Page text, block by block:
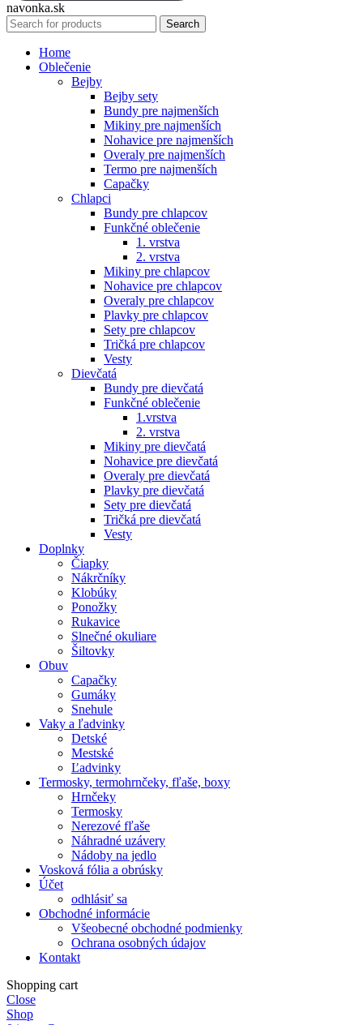
navonka.sk
Search
Home
Oblečenie
Bejby
Bejby sety
Bundy pre najmenších
Mikiny pre najmenších
Nohavice pre najmenších
Overaly pre najmenších
Termo pre najmenších
Capačky
Chlapci
Bundy pre chlapcov
Funkčné oblečenie
1. vrstva
2. vrstva
Mikiny pre chlapcov
Nohavice pre chlapcov
Overaly pre chlapcov
Plavky pre chlapcov
Sety pre chlapcov
Tričká pre chlapcov
Vesty
Dievčatá
Bundy pre dievčatá
Funkčné oblečenie
1.vrstva
2. vrstva
Mikiny pre dievčatá
Nohavice pre dievčatá
Overaly pre dievčatá
Plavky pre dievčatá
Sety pre dievčatá
Tričká pre dievčatá
Vesty
Doplnky
Čiapky
Nákrčníky
Klobúky
Ponožky
Rukavice
Slnečné okuliare
Šiltovky
Obuv
Capačky
Gumáky
Snehule
Vaky a ľadvinky
Detské
Mestské
Ľadvinky
Termosky, termohrnčeky, fľaše, boxy
Hrnčeky
Termosky
Nerezové fľaše
Náhradné uzávery
Nádoby na jedlo
Vosková fólia a obrúsky
Účet
odhlásiť sa
Obchodné informácie
Všeobecné obchodné podmienky
Ochrana osobných údajov
Kontakt
Shopping cart
Close
Shop